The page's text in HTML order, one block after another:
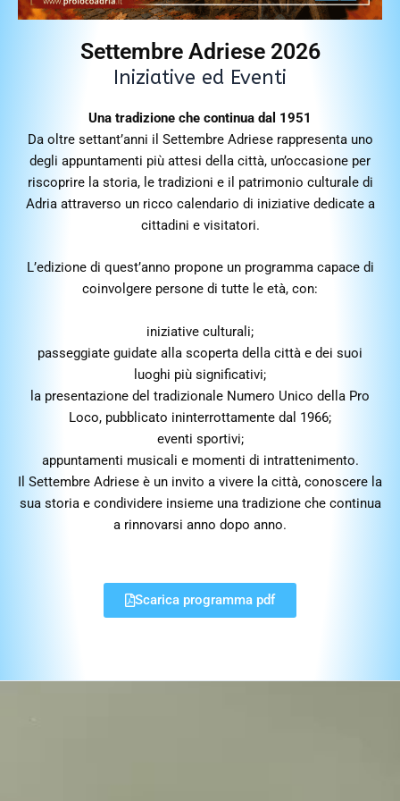
Settembre Adriese 2026
Iniziative ed Eventi
Una tradizione che continua dal 1951
Da oltre settant’anni il Settembre Adriese rappresenta uno
degli appuntamenti più attesi della città, un’occasione per
riscoprire la storia, le tradizioni e il patrimonio culturale di
Adria attraverso un ricco calendario di iniziative dedicate a
cittadini e visitatori.
L’edizione di quest’anno propone un programma capace di
coinvolgere persone di tutte le età, con:
iniziative culturali;
passeggiate guidate alla scoperta della città e dei suoi
luoghi più significativi;
la presentazione del tradizionale Numero Unico della Pro
Loco, pubblicato ininterrottamente dal 1966;
eventi sportivi;
appuntamenti musicali e momenti di intrattenimento.
Il Settembre Adriese è un invito a vivere la città, conoscere la
sua storia e condividere insieme una tradizione che continua
a rinnovarsi anno dopo anno.
Scarica programma pdf